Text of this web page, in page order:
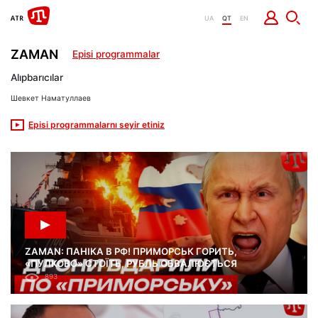
UA QT EN
ZAMAN Episi programmalar
ZAMAN: ПАНІКА В РФ! ПРИМОРСЬК ГОРИТЬ,
«ПУЛКОВО» СТОЇТЬ, РУБЛЬ ОБВАЛЮЄТЬСЯ
893
Alıpbarıcılar
Шевкет Наматуллаев
Episi programmalarnı seyir etiniz